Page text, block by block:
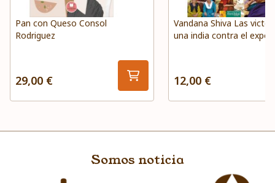
Pan con Queso Consol
Rodriguez
29,00 €
Vandana Shiva Las
una india contra el
12,00 €
Somos noticia